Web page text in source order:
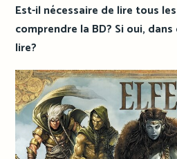
Est-il nécessaire de lire tous
comprendre la BD? Si oui,
lire?